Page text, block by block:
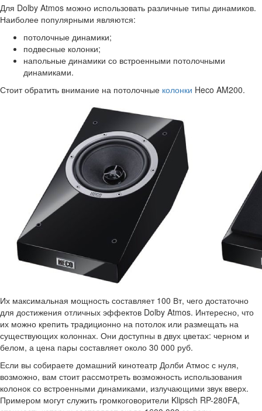
Для Dolby Atmos можно использовать различные типы динамиков.
Наиболее популярными являются:
потолочные динамики;
подвесные колонки;
напольные динамики со встроенными потолочными
динамиками.
Стоит обратить внимание на потолочные колонки Heco AM200.
Их максимальная мощность составляет 100 Вт, чего достаточно
для достижения отличных эффектов Dolby Atmos. Интересно, что
их можно крепить традиционно на потолок или размещать на
существующих колоннах. Они доступны в двух цветах: черном и
белом, а цена пары составляет около 30 000 руб.
Если вы собираете домашний кинотеатр Долби Атмос с нуля,
возможно, вам стоит рассмотреть возможность использования
колонок со встроенными динамиками, излучающими звук вверх.
Примером могут служить громкоговорители Klipsch RP-280FA,